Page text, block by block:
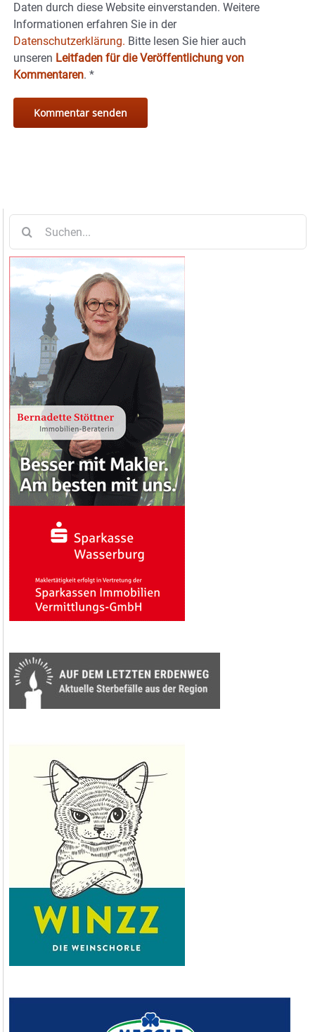
Daten durch diese Website einverstanden. Weitere
Informationen erfahren Sie in der
Datenschutzerklärung. Bitte lesen Sie hier auch
unseren Leitfaden für die Veröffentlichung von
Kommentaren. *
nach: